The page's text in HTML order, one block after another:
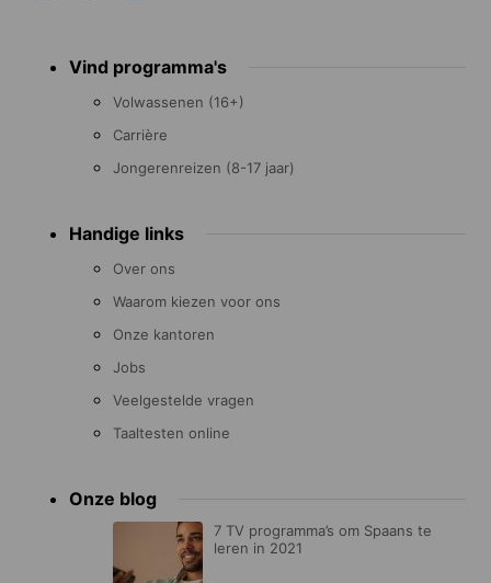
menu Vind programma's
Volwassenen (16+)
Carrière
Jongerenreizen (8-17 jaar)
Handige links
Over ons
Waarom kiezen voor ons
Onze kantoren
Jobs
Veelgestelde vragen
Taaltesten online
Onze blog
7 TV programma’s om Spaans te
leren in 2021